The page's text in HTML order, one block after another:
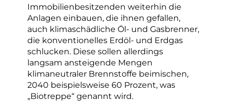
Immobilienbesitzenden weiterhin die
Anlagen einbauen, die ihnen gefallen,
auch klimaschädliche Öl- und Gasbrenner,
die konventionelles Erdöl- und Erdgas
schlucken. Diese sollen allerdings
langsam ansteigende Mengen
klimaneutraler Brennstoffe beimischen,
2040 beispielsweise 60 Prozent, was
„Biotreppe“ genannt wird.